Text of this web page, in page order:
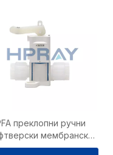
преклопни ручни
мембрански
вентил